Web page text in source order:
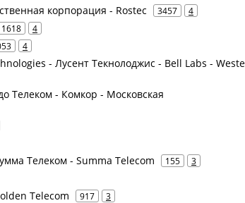
корпорация - Rostec 3457 4
1618 4
4
- Лусент Текнолоджис - Bell Labs -
Телеком - Комкор - Московская
Телеком - Summa Telecom 155 3
Telecom 917 3